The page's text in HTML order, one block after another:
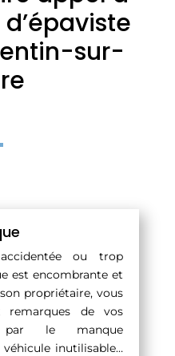
sur-
ou trop
est encombrante et
propriétaire, vous
remarques de vos
par le manque
véhicule inutilisable…